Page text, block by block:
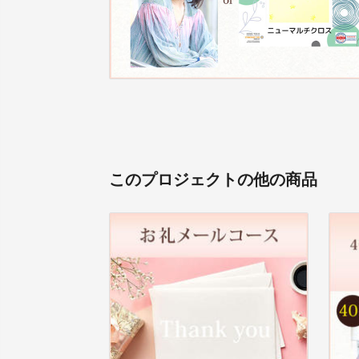
このプロジェクトの他の商品